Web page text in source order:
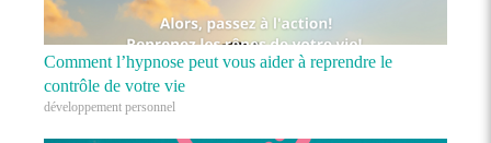
Comment l’hypnose peut vous aider à reprendre le
contrôle de votre vie
développement personnel